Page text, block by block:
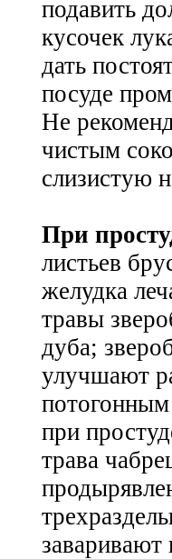
подавить
кусочек
дать
посуде
Не
чистым
слизистую
При
листьев
желудка
травы
дуба;
улучшают
при
трава